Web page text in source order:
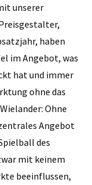
unserer
haben
im Angebot, was
hat und immer
ohne das
Ohne
Angebot
des
mit keinem
beeinflussen,